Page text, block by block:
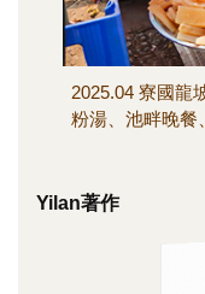
2025.04 寮國龍
粉湯、池畔晚餐
Yilan著作